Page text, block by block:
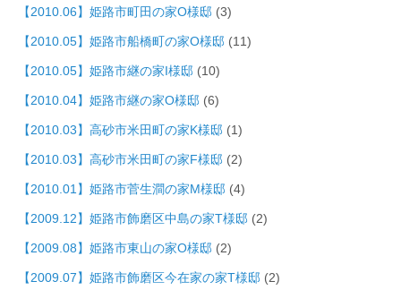
【2010.06】姫路市町田の家O様邸 (3)
【2010.05】姫路市船橋町の家O様邸 (11)
【2010.05】姫路市継の家I様邸 (10)
【2010.04】姫路市継の家O様邸 (6)
【2010.03】高砂市米田町の家K様邸 (1)
【2010.03】高砂市米田町の家F様邸 (2)
【2010.01】姫路市菅生澗の家M様邸 (4)
【2009.12】姫路市飾磨区中島の家T様邸 (2)
【2009.08】姫路市東山の家O様邸 (2)
【2009.07】姫路市飾磨区今在家の家T様邸 (2)